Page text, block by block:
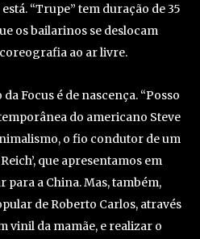
“Trupe” tem duração de 35
os bailarinos se deslocam
ao ar livre.
Focus é de nascença. “Posso
do americano Steve
o fio condutor de um
que apresentamos em
para a China. Mas, também,
de Roberto Carlos, através
vinil da mamãe, e realizar o